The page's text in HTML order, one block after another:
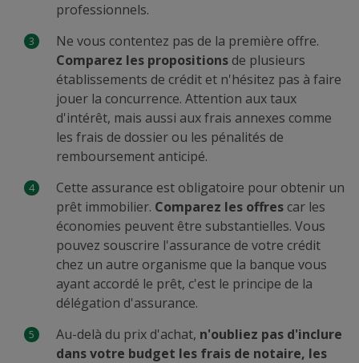
professionnels.
Ne vous contentez pas de la première offre.
Comparez les propositions de plusieurs
établissements de crédit et n'hésitez pas à faire
jouer la concurrence. Attention aux taux
d'intérêt, mais aussi aux frais annexes comme
les frais de dossier ou les pénalités de
remboursement anticipé.
Cette assurance est obligatoire pour obtenir un
prêt immobilier. Comparez les offres car les
économies peuvent être substantielles. Vous
pouvez souscrire l'assurance de votre crédit
chez un autre organisme que la banque vous
ayant accordé le prêt, c'est le principe de la
délégation d'assurance.
Au-delà du prix d'achat, n'oubliez pas d'inclure
dans votre budget les frais de notaire, les